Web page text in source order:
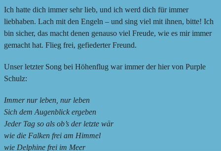
Ich hatte dich immer sehr lieb, und ich werd dich für immer
liebhaben. Lach mit den Engeln – und sing viel mit ihnen, bitte! Ich
bin sicher, das macht denen genauso viel Freude, wie es mir immer
gemacht hat. Flieg frei, gefiederter Freund.
Unser letzter Song bei Höhenflug war immer der hier von Purple
Schulz:
Immer nur leben, nur leben
Sich dem Augenblick ergeben
Jeder Tag so als ob’s der letzte wär
wie die Falken frei am Himmel
wie Delphine frei im Meer